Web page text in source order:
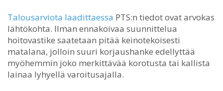
Talousarviota laadittaessa PTS:n tiedot ovat arvokas
lähtökohta. Ilman ennakoivaa suunnittelua
hoitovastike saatetaan pitää keinotekoisesti
matalana, jolloin suuri korjaushanke edellyttää
myöhemmin joko merkittävää korotusta tai kallista
lainaa lyhyellä varoitusajalla.